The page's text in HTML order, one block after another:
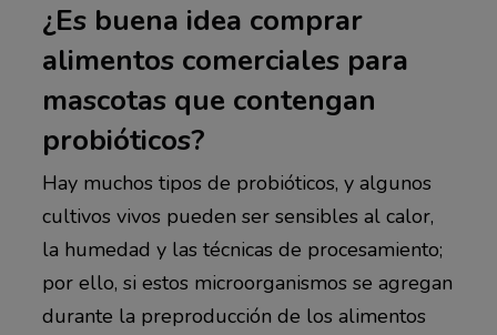
¿Es buena idea comprar
alimentos comerciales para
mascotas que contengan
probióticos?
Hay muchos tipos de probióticos, y algunos
cultivos vivos pueden ser sensibles al calor,
la humedad y las técnicas de procesamiento;
por ello, si estos microorganismos se agregan
durante la preproducción de los alimentos